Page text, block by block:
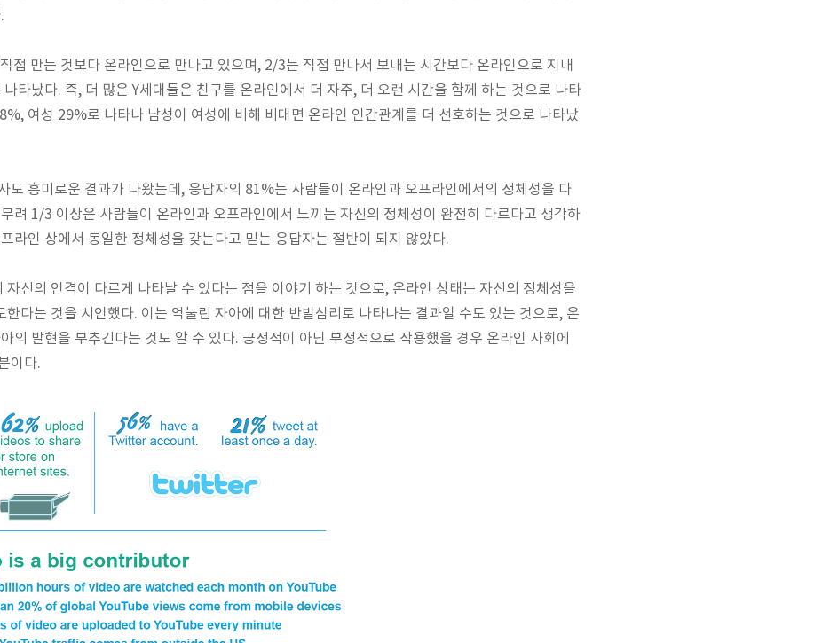
접 만는 것보다 온라인으로 만나고 있으며, 2/3는 직접 만나서 보내는 시간보다 온라인으로 지내
타났다. 즉, 더 많은 Y세대들은 친구를 온라인에서 더 자주, 더 오랜 시간을 함께 하는 것으로 나타
여성 29%로 나타나 남성이 여성에 비해 비대면 온라인 인간관계를 더 선호하는 것으로 나타났
도 흥미로운 결과가 나왔는데, 응답자의 81%는 사람들이 온라인과 오프라인에서의 정체성을 다
려 1/3 이상은 사람들이 온라인과 오프라인에서 느끼는 자신의 정체성이 완전히 다르다고 생각하
라인 상에서 동일한 정체성을 갖는다고 믿는 응답자는 절반이 되지 않았다.
자신의 인격이 다르게 나타날 수 있다는 점을 이야기 하는 것으로, 온라인 상태는 자신의 정체성을
한다는 것을 시인했다. 이는 억눌린 자아에 대한 반발심리로 나타나는 결과일 수도 있는 것으로, 온
의 발현을 부추긴다는 것도 알 수 있다. 긍정적이 아닌 부정적으로 작용했을 경우 온라인 사회에
이다.